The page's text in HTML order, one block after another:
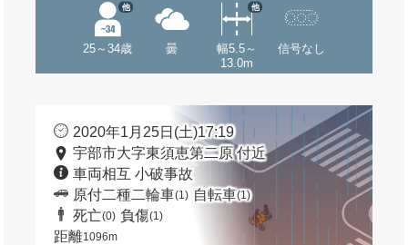
25～34歳
他
曇
幅5.5～
13.0m
他
信号なし
2020年1月25日(土)17:19
宇部市大字東須恵第二原 付近
車両相互 小破事故
原付二種二輪車(1) 自転車(1)
死亡(0) 負傷(1)
距離1096m